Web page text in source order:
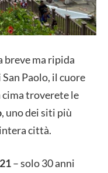
breve ma ripida
Paolo, il cuore
troverete le
, uno dei siti più
città.
– solo 30 anni